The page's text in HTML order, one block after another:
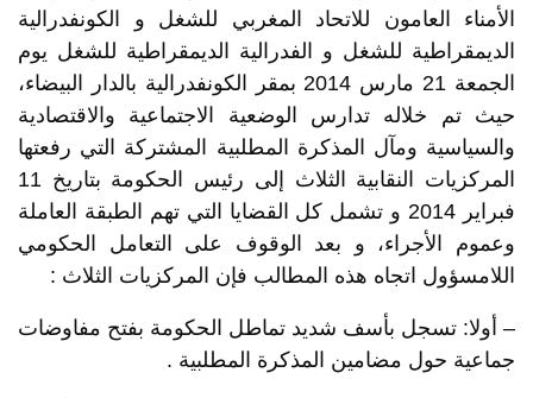
الأمناء العامون للاتحاد المغربي للشغل و الكونفدرالية
الديمقراطية للشغل و الفدرالية الديمقراطية للشغل يوم
الجمعة 21 مارس 2014 بمقر الكونفدرالية بالدار البيضاء،
حيث تم خلاله تدارس الوضعية الاجتماعية والاقتصادية
والسياسية ومآل المذكرة المطلبية المشتركة التي رفعتها
المركزيات النقابية الثلاث إلى رئيس الحكومة بتاريخ 11
فبراير 2014 و تشمل كل القضايا التي تهم الطبقة العاملة
وعموم الأجراء، و بعد الوقوف على التعامل الحكومي
اللامسؤول اتجاه هذه المطالب فإن المركزيات الثلاث :
– أولا: تسجل بأسف شديد تماطل الحكومة بفتح مفاوضات
جماعية حول مضامين المذكرة المطلبية .